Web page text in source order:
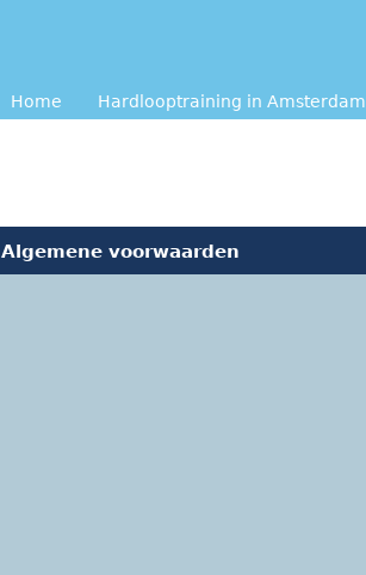
Home Hardlooptraining in Amsterdam
Algemene voorwaarden